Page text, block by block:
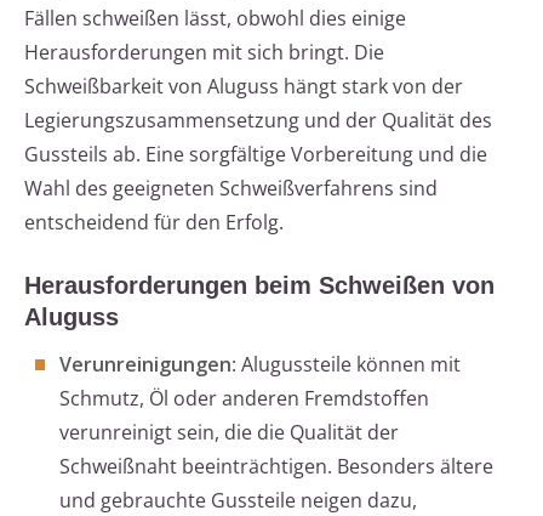
Fällen schweißen lässt, obwohl dies einige
Herausforderungen mit sich bringt. Die
Schweißbarkeit von Aluguss hängt stark von der
Legierungszusammensetzung und der Qualität des
Gussteils ab. Eine sorgfältige Vorbereitung und die
Wahl des geeigneten Schweißverfahrens sind
entscheidend für den Erfolg.
Herausforderungen beim Schweißen von
Aluguss
Verunreinigungen: Alugussteile können mit
Schmutz, Öl oder anderen Fremdstoffen
verunreinigt sein, die die Qualität der
Schweißnaht beeinträchtigen. Besonders ältere
und gebrauchte Gussteile neigen dazu,